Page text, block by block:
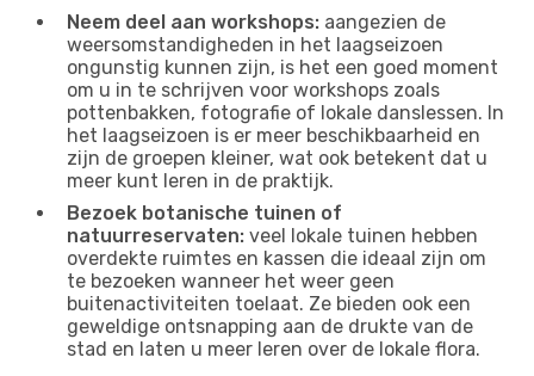
Neem deel aan workshops: aangezien de
weersomstandigheden in het laagseizoen
ongunstig kunnen zijn, is het een goed moment
om u in te schrijven voor workshops zoals
pottenbakken, fotografie of lokale danslessen. In
het laagseizoen is er meer beschikbaarheid en
zijn de groepen kleiner, wat ook betekent dat u
meer kunt leren in de praktijk.
Bezoek botanische tuinen of
natuurreservaten: veel lokale tuinen hebben
overdekte ruimtes en kassen die ideaal zijn om
te bezoeken wanneer het weer geen
buitenactiviteiten toelaat. Ze bieden ook een
geweldige ontsnapping aan de drukte van de
stad en laten u meer leren over de lokale flora.